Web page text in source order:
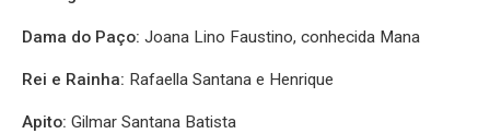
Dama do Paço: Joana Lino Faustino, conhecida Mana
Rei e Rainha: Rafaella Santana e Henrique
Apito: Gilmar Santana Batista